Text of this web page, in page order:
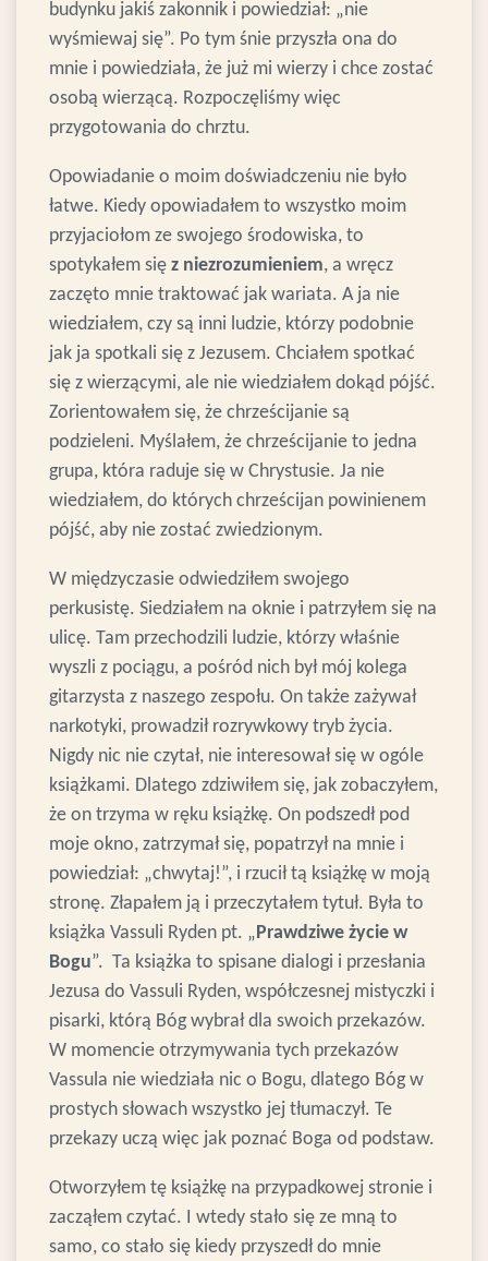
budynku jakiś zakonnik i powiedział: „nie
wyśmiewaj się”. Po tym śnie przyszła ona do
mnie i powiedziała, że już mi wierzy i chce zostać
osobą wierzącą. Rozpoczęliśmy więc
przygotowania do chrztu.
Opowiadanie o moim doświadczeniu nie było
łatwe. Kiedy opowiadałem to wszystko moim
przyjaciołom ze swojego środowiska, to
spotykałem się z niezrozumieniem, a wręcz
zaczęto mnie traktować jak wariata. A ja nie
wiedziałem, czy są inni ludzie, którzy podobnie
jak ja spotkali się z Jezusem. Chciałem spotkać
się z wierzącymi, ale nie wiedziałem dokąd pójść.
Zorientowałem się, że chrześcijanie są
podzieleni. Myślałem, że chrześcijanie to jedna
grupa, która raduje się w Chrystusie. Ja nie
wiedziałem, do których chrześcijan powinienem
pójść, aby nie zostać zwiedzionym.
W międzyczasie odwiedziłem swojego
perkusistę. Siedziałem na oknie i patrzyłem się na
ulicę. Tam przechodzili ludzie, którzy właśnie
wyszli z pociągu, a pośród nich był mój kolega
gitarzysta z naszego zespołu. On także zażywał
narkotyki, prowadził rozrywkowy tryb życia.
Nigdy nic nie czytał, nie interesował się w ogóle
książkami. Dlatego zdziwiłem się, jak zobaczyłem,
że on trzyma w ręku książkę. On podszedł pod
moje okno, zatrzymał się, popatrzył na mnie i
powiedział: „chwytaj!”, i rzucił tą książkę w moją
stronę. Złapałem ją i przeczytałem tytuł. Była to
książka Vassuli Ryden pt. „Prawdziwe życie w
Bogu”. Ta książka to spisane dialogi i przesłania
Jezusa do Vassuli Ryden, współczesnej mistyczki i
pisarki, którą Bóg wybrał dla swoich przekazów.
W momencie otrzymywania tych przekazów
Vassula nie wiedziała nic o Bogu, dlatego Bóg w
prostych słowach wszystko jej tłumaczył. Te
przekazy uczą więc jak poznać Boga od podstaw.
Otworzyłem tę książkę na przypadkowej stronie i
zacząłem czytać. I wtedy stało się ze mną to
samo, co stało się kiedy przyszedł do mnie